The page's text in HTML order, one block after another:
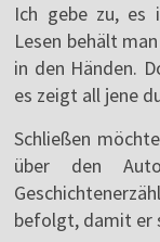
Ich gebe zu, es
Lesen behält
in den Händen.
es zeigt all jene
Schließen
über den
befolgt, damit er